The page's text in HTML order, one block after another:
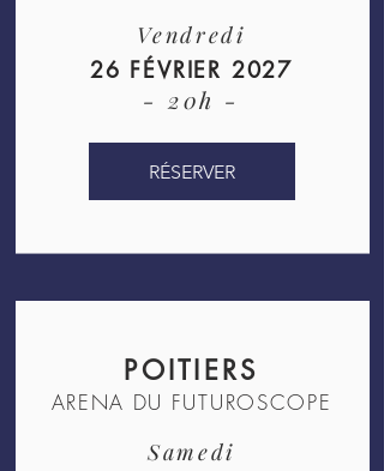
Vendredi
26 FÉVRIER 2027
- 20h -
RÉSERVER
POITIERS
ARENA DU FUTUROSCOPE
Samedi